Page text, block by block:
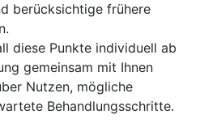
berücksichtige‌ frühere
diese Punkte individuell ⁢ab
gemeinsam mit Ihnen
Nutzen, mögliche
Behandlungsschritte.